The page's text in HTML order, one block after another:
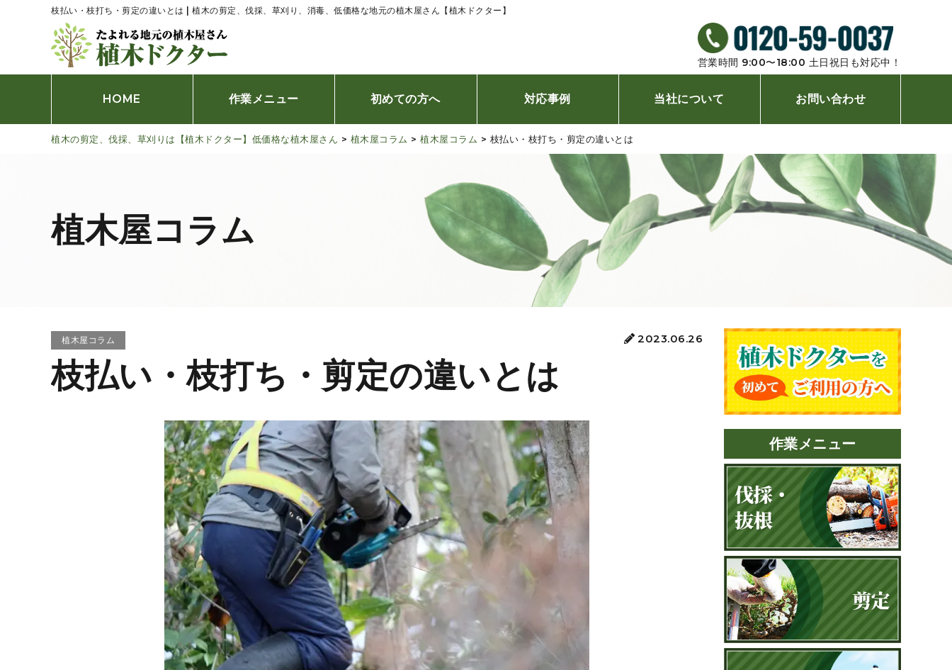
枝払い・枝打ち・剪定の違いとは | 植木の剪定、伐採、草刈り、消毒、低価格な地元の植木屋さん【植木ドクター】
営業時間 9:00〜18:00 ⼟⽇祝⽇も対応中！
HOME 作業メニュー
伐採、抜根
空き家の伐採、草刈り
庭の不用品撤去
トータルメンテナンス
初めての方へ
ご利用の流れ
オンライン相談
対応事例
お客様の声
当社について
植木屋コラム
新着情報
お問い合わせ
プライバシーポリシー
サイトメニュー
植木の剪定、伐採、草刈りは【植木ドクター】低価格な植木屋さん > 植木屋コラム > 植木屋コラム > 枝払い・枝打ち・剪定の違いとは
植木屋コラム
植木屋コラム 2023.06.26
枝払い・枝打ち・剪定の違いとは
作業メニュー